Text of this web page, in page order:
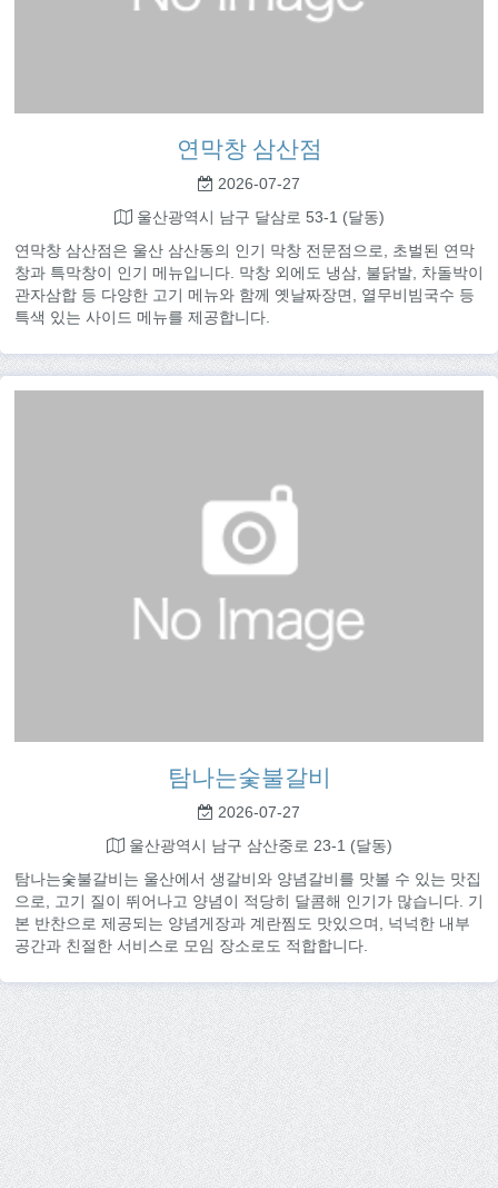
연막창 삼산점
2026-07-27
울산광역시 남구 달삼로 53-1 (달동)
연막창 삼산점은 울산 삼산동의 인기 막창 전문점으로, 초벌된 연막
창과 특막창이 인기 메뉴입니다. 막창 외에도 냉삼, 불닭발, 차돌박이
관자삼합 등 다양한 고기 메뉴와 함께 옛날짜장면, 열무비빔국수 등
특색 있는 사이드 메뉴를 제공합니다.
탐나는숯불갈비
2026-07-27
울산광역시 남구 삼산중로 23-1 (달동)
탐나는숯불갈비는 울산에서 생갈비와 양념갈비를 맛볼 수 있는 맛집
으로, 고기 질이 뛰어나고 양념이 적당히 달콤해 인기가 많습니다. 기
본 반찬으로 제공되는 양념게장과 계란찜도 맛있으며, 넉넉한 내부
공간과 친절한 서비스로 모임 장소로도 적합합니다.